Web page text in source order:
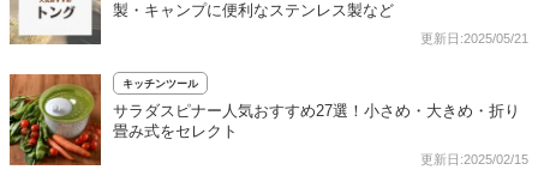
製・キャンプに便利なステンレス製など
更新日:2025/05/21
キッチンツール
サラダスピナー人気おすすめ27選！小さめ・大きめ・折り
畳み式をセレクト
更新日:2025/02/15